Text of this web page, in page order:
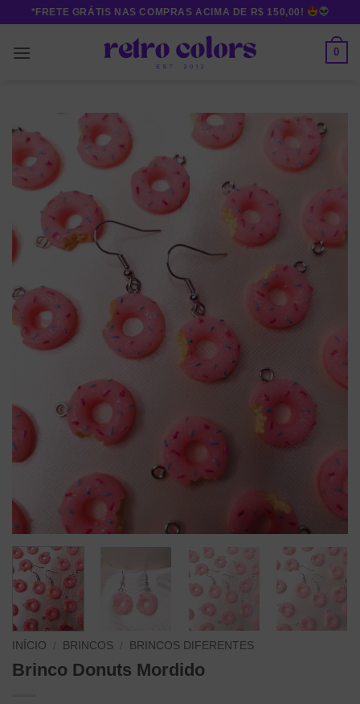
content
*FRETE GRÁTIS NAS COMPRAS ACIMA DE R$ 150,00!
0
INÍCIO BRINCOS BRINCOS DIFERENTES
Brinco Donuts Mordido